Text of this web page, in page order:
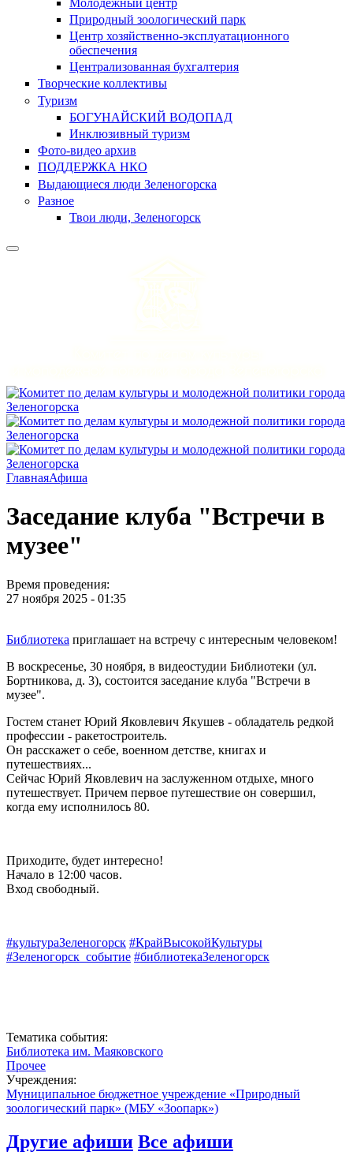
Природный зоологический парк
Центр хозяйственно-эксплуатационного
обеспечения
Централизованная бухгалтерия
Творческие коллективы
Туризм
БОГУНАЙСКИЙ ВОДОПАД
Инклюзивный туризм
Фото-видео архив
ПОДДЕРЖКА НКО
Выдающиеся люди Зеленогорска
Разное
Твои люди, Зеленогорск
ГлавнаяАфиша
Заседание клуба "Встречи в
музее"
Время проведения:
27 ноября 2025 - 01:35
Библиотека приглашает на встречу с интересным человеком!
В воскресенье, 30 ноября, в видеостудии Библиотеки (ул.
Бортникова, д. 3), состоится заседание клуба "Встречи в
музее".
Гостем станет Юрий Яковлевич Якушев - обладатель редкой
профессии - ракетостроитель.
Он расскажет о себе, военном детстве, книгах и
путешествиях...
Сейчас Юрий Яковлевич на заслуженном отдыхе, много
путешествует. Причем первое путешествие он совершил,
когда ему исполнилось 80.
Приходите, будет интересно!
Начало в 12:00 часов.
Вход свободный.
#культураЗеленогорск #КрайВысокойКультуры
#Зеленогорск_событие #библиотекаЗеленогорск
Тематика события:
Библиотека им. Маяковского
Прочее
Учреждения:
Муниципальное бюджетное учреждение «Природный
зоологический парк» (МБУ «Зоопарк»)
Другие афиши Все афиши